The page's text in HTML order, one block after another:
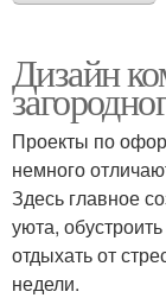
Дизайн
Проекты по
немного
Здесь главное
уюта,
отдыхать от
недели.